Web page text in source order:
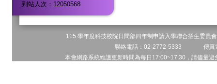
到站人次：12050568
115 學年度科技校院日間部四年制申請入學聯合招生委
聯絡電話：02-2772-5333 傳
本會網路系統維護更新時間為每日17:00~17:30，請儘量